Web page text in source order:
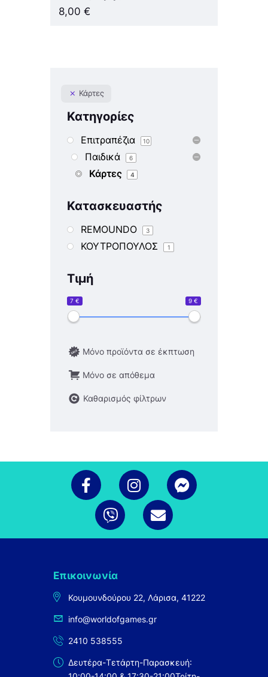
8,00 €
Κάρτες
Κατηγορίες
Επιτραπέζια 10
Παιδικά 6
Κάρτες 4
Κατασκευαστής
REMOUNDO 3
ΚΟΥΤΡΟΠΟΥΛΟΣ 1
Τιμή
7 € 9 €
Μόνο προϊόντα σε έκπτωση
Μόνο σε απόθεμα
Καθαρισμός φίλτρων
Επικοινωνία
Κουμουνδούρου 22, Λάρισα, 41222
info@worldofgames.gr
2410 538555
Δευτέρα-Τετάρτη-Παρασκευή: